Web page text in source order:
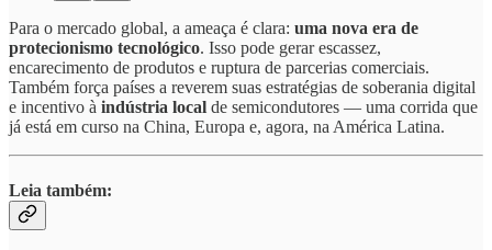
Para o mercado global, a ameaça é clara: uma nova era de
protecionismo tecnológico. Isso pode gerar escassez,
encarecimento de produtos e ruptura de parcerias comerciais.
Também força países a reverem suas estratégias de soberania digital
e incentivo à indústria local de semicondutores — uma corrida que
já está em curso na China, Europa e, agora, na América Latina.
Leia também: